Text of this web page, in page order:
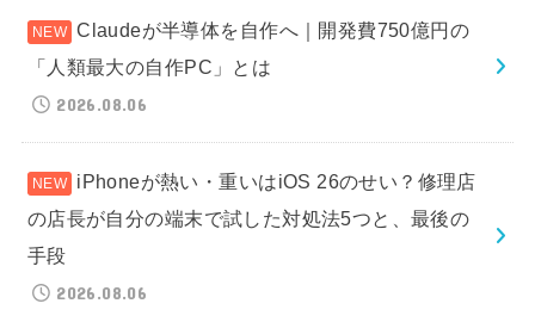
Claudeが半導体を自作へ｜開発費750億円の
「人類最大の自作PC」とは
2026.08.06
iPhoneが熱い・重いはiOS 26のせい？修理店
の店長が自分の端末で試した対処法5つと、最後の
手段
2026.08.06